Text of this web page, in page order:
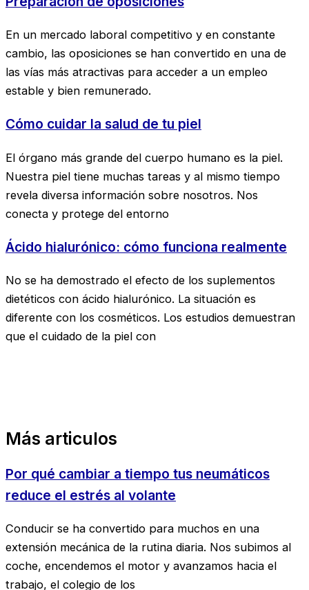
En un mercado laboral competitivo y en constante
cambio, las oposiciones se han convertido en una de
las vías más atractivas para acceder a un empleo
estable y bien remunerado.
Cómo cuidar la salud de tu piel
El órgano más grande del cuerpo humano es la piel.
Nuestra piel tiene muchas tareas y al mismo tiempo
revela diversa información sobre nosotros. Nos
conecta y protege del entorno
Ácido hialurónico: cómo funciona realmente
No se ha demostrado el efecto de los suplementos
dietéticos con ácido hialurónico. La situación es
diferente con los cosméticos. Los estudios demuestran
que el cuidado de la piel con
Más articulos
Por qué cambiar a tiempo tus neumáticos
reduce el estrés al volante
Conducir se ha convertido para muchos en una
extensión mecánica de la rutina diaria. Nos subimos al
coche, encendemos el motor y avanzamos hacia el
trabajo, el colegio de los